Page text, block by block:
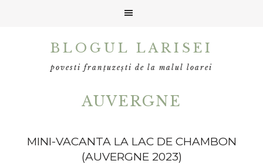
BLOGUL LARISEI
povesti franțuzești de la malul loarei
AUVERGNE
MINI-VACANTA LA LAC DE CHAMBON
(AUVERGNE 2023)